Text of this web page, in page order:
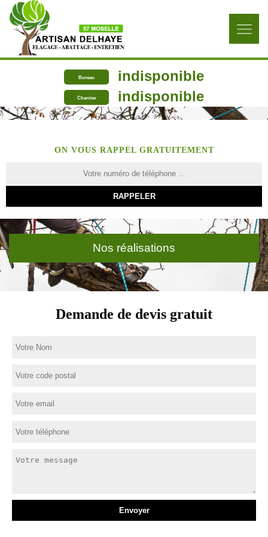
Bureau indisponible
Chantier indisponible
ON VOUS RAPPEL GRATUITEMENT
Nos réalisations
Demande de devis gratuit